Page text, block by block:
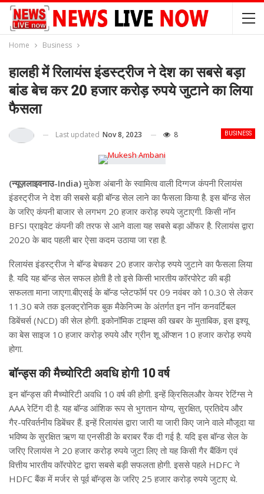
Home Business
हालही में रिलायंस इंडस्ट्रीज ने देश का सबसे बड़ा
बांड बेच कर 20 हजार करोड़ रुपये जुटाने का लिया
फैसला
BUSINESS
Last updated Nov 8, 2023 8
(न्यूज़लाइवनाउ-India)मुकेश अंबानी के स्वामित्व वाली दिग्गज कंपनी रिलायंस
इंडस्ट्रीज ने देश की सबसे बड़ी बॉन्ड सेल लाने का फैसला किया है. इस बॉन्ड सेल
के जरिए कंपनी बाजार से लगभग 20 हजार करोड़ रुपये जुटाएगी. किसी नॉन
BFSI प्राइवेट कंपनी की तरफ से आने वाला यह सबसे बड़ा ऑफर है. रिलायंस द्वारा
2020 के बाद पहली बार ऐसा कदम उठाया जा रहा है.
रिलायंस इंडस्ट्रीज ने बॉन्ड बेचकर 20 हजार करोड़ रुपये जुटाने का फैसला लिया
है. यदि यह बॉन्ड सेल सफल होती है तो इसे किसी भारतीय कॉरपोरेट की बड़ी
सफलता माना जाएगा.बीएसई के बॉन्ड प्लेटफॉर्म पर 09 नवंबर को 10.30 से लेकर
11.30 बजे तक इलक्ट्रोनिक बुक मैकेनिज्म के अंतर्गत इन नॉन कनवर्टिबल
डिबेंचर्स (NCD) की सेल होगी. इकोनॉमिक टाइम्स की खबर के मुताबिक, इस इश्यू
का बेस साइज 10 हजार करोड़ रुपये और ग्रीन शू ऑप्शन 10 हजार करोड़ रुपये
होगा.
बॉन्ड्स की मैच्योरिटी अवधि होगी 10 वर्ष
इन बॉन्ड्स की मैच्योरिटी अवधि 10 वर्ष की होगी. इन्हें क्रिसिलऔर केयर रेटिंग्स ने
AAA रेटिंग दी है. यह बॉन्ड आंशिक रूप से भुगतान योग्य, सुरक्षित, प्रतिदेय और
गैर-परिवर्तनीय डिबेंचर हैं. इन्हें रिलायंस द्वारा जारी या जारी किए जाने वाले मौजूदा या
भविष्य के सुरक्षित ऋण या एनसीडी के बराबर रैंक दी गई है. यदि इस बॉन्ड सेल के
जरिए रिलायंस ने 20 हजार करोड़ रुपये जुटा लिए तो यह किसी गैर बैंकिंग एवं
वित्तीय भारतीय कॉरपोरेट द्वारा सबसे बड़ी सफलता होगी. इससे पहले HDFC ने
HDFC बैंक में मर्जर से पूर्व बॉन्ड्स के जरिए 25 हजार करोड़ रुपये जुटाए थे.